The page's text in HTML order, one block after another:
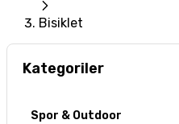
Bisiklet
Kategoriler
Spor & Outdoor